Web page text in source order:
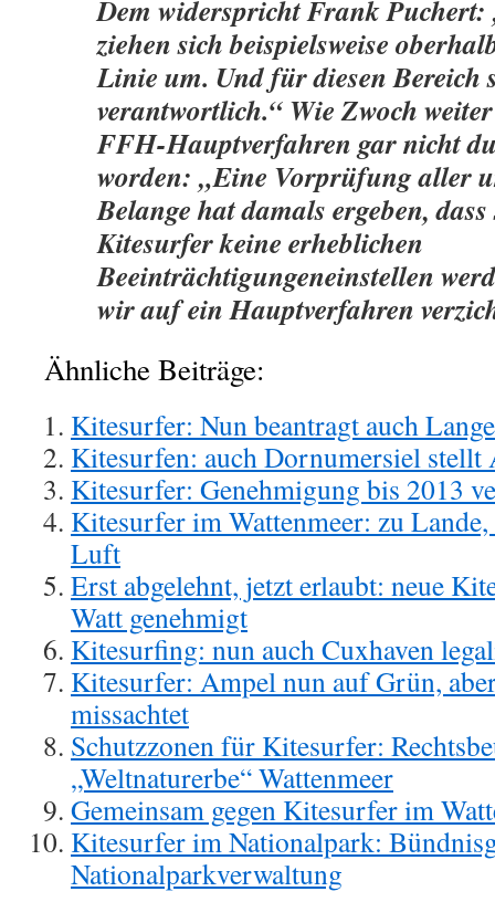
Dem widerspricht Frank
ziehen sich beispielsweise
Linie um. Und für diesen Bereich
verantwortlich.“ Wie Zwoch
FFH-Hauptverfahren gar nicht
worden: „Eine Vorprüfung aller
Belange hat damals ergeben,
Kitesurfer keine erheblichen
Beeinträchtigungeneinstellen
wir auf ein Hauptverfahren
Ähnliche Beiträge:
Kitesurfer: Nun beantragt auch
Kitesurfen: auch Dornumersiel stellt
Kitesurfer: Genehmigung bis 2013
Kitesurfer im Wattenmeer: zu
Luft
Erst abgelehnt, jetzt erlaubt: neue
Watt genehmigt
Kitesurfing: nun auch Cuxhaven
Kitesurfer: Ampel nun auf Grün,
missachtet
Schutzzonen für Kitesurfer:
„Weltnaturerbe“ Wattenmeer
Gemeinsam gegen Kitesurfer im
Kitesurfer im Nationalpark:
Nationalparkverwaltung